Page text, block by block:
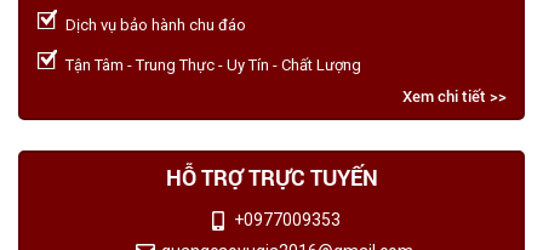
Dịch vụ bảo hành chu đáo
Tận Tâm - Trung Thực - Uy Tín - Chất Lượng
Xem chi tiết >>
HỖ TRỢ TRỰC TUYẾN
+0977009353